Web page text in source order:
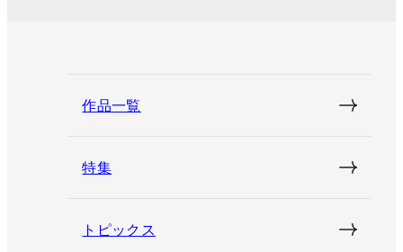
作品一覧
特集
トピックス